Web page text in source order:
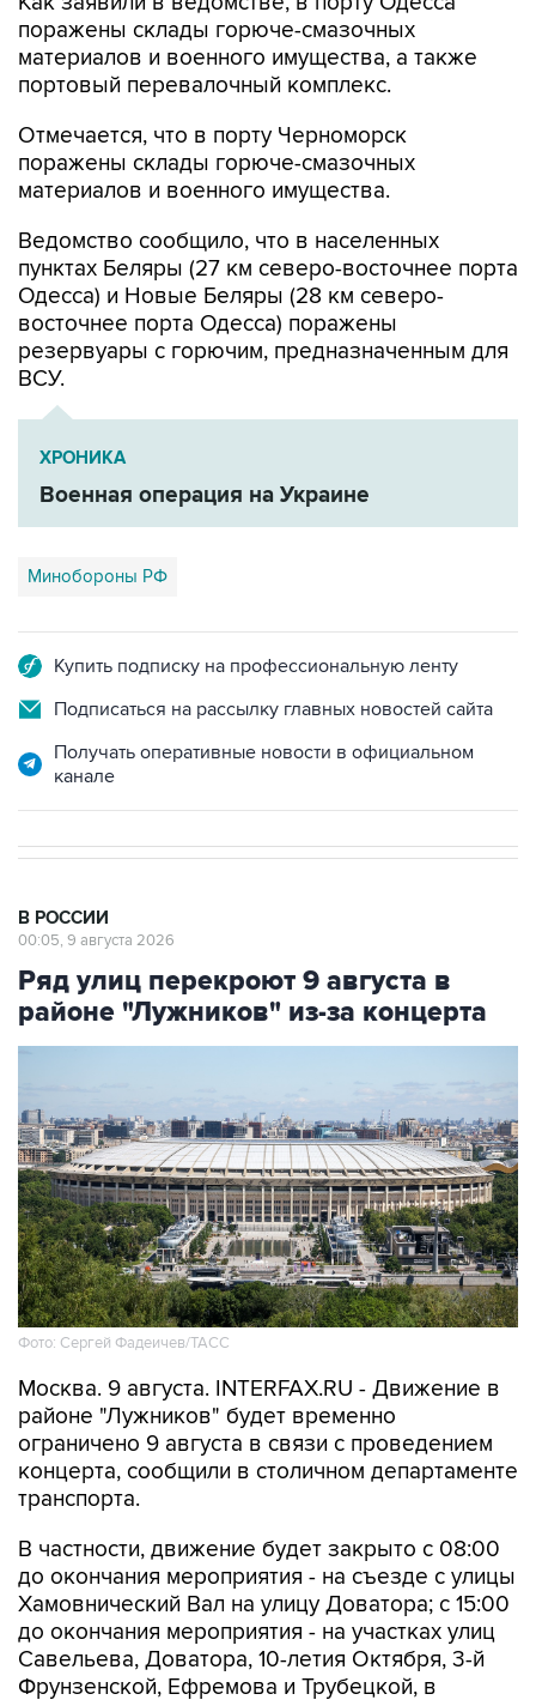
поражены склады горюче-смазочных
материалов и военного имущества, а также
портовый перевалочный комплекс.
Отмечается, что в порту Черноморск
поражены склады горюче-смазочных
материалов и военного имущества.
Ведомство сообщило, что в населенных
пунктах Беляры (27 км северо-восточнее порта
Одесса) и Новые Беляры (28 км северо-
восточнее порта Одесса) поражены
резервуары с горючим, предназначенным для
ВСУ.
ХРОНИКА
Военная операция на Украине
Минобороны РФ
Купить подписку на профессиональную ленту
Подписаться на рассылку главных новостей сайта
Получать оперативные новости в официальном
канале
В РОССИИ
00:05, 9 августа 2026
Ряд улиц перекроют 9 августа в
районе "Лужников" из-за концерта
Фото: Сергей Фадеичев/ТАСС
Москва. 9 августа. INTERFAX.RU - Движение в
районе "Лужников" будет временно
ограничено 9 августа в связи с проведением
концерта, сообщили в столичном департаменте
транспорта.
В частности, движение будет закрыто с 08:00
до окончания мероприятия - на съезде с улицы
Хамовнический Вал на улицу Доватора; с 15:00
до окончания мероприятия - на участках улиц
Савельева, Доватора, 10-летия Октября, 3-й
Фрунзенской, Ефремова и Трубецкой, в